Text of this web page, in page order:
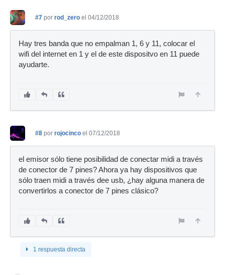
#7 por rod_zero el 04/12/2018
Hay tres banda que no empalman 1, 6 y 11, colocar el
wifi del internet en 1 y el de este dispositvo en 11 puede
ayudarte.
#8 por rojocinco el 07/12/2018
el emisor sólo tiene posibilidad de conectar midi a través
de conector de 7 pines? Ahora ya hay dispositivos que
sólo traen midi a través dee usb, ¿hay alguna manera de
convertirlos a conector de 7 pines clásico?
1 respuesta directa